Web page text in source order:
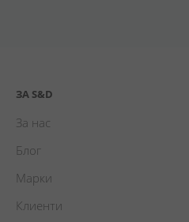
ЗА S&D
За нас
Блог
Марки
Клиенти